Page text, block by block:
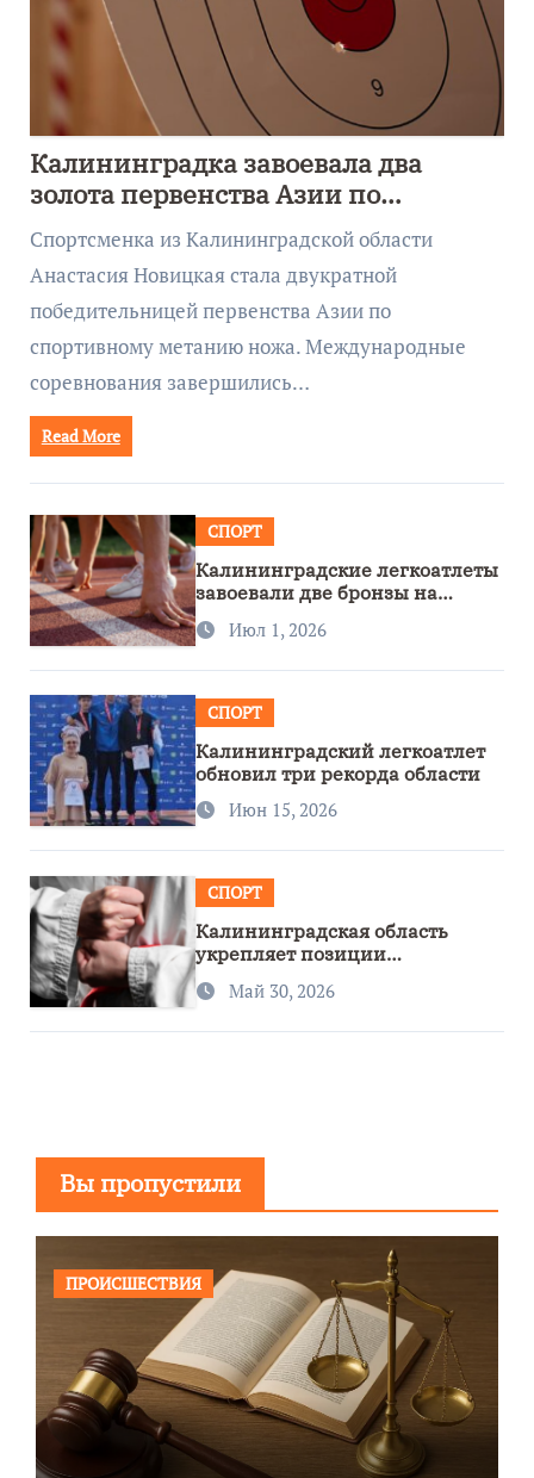
Калининградка завоевала два
золота первенства Азии по
метанию ножа
Спортсменка из Калининградской области
Анастасия Новицкая стала двукратной
победительницей первенства Азии по
спортивному метанию ножа. Международные
соревнования завершились…
Read More
СПОРТ
Калининградские легкоатлеты
завоевали две бронзы на
первенстве России
Июл 1, 2026
СПОРТ
Калининградский легкоатлет
обновил три рекорда области
Июн 15, 2026
СПОРТ
Калининградская область
укрепляет позиции
спортивного региона
Май 30, 2026
Вы пропустили
ПРОИСШЕСТВИЯ